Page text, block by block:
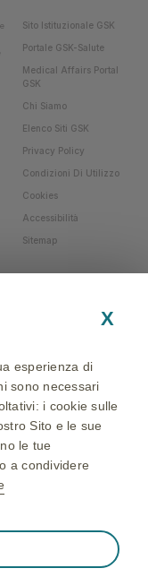
Sito Istituzionale GSK
Portale GSK-Salute
Medical Affairs Portal
GSK
Chi Siamo
Elenco Siti GSK
Privacy Policy
Condizioni Di Utilizzo
Cookies
Accessibilità
Sitemap
- Production and
X
esperienza di
sono necessari
i cookie sulle
Sito e le sue
le tue
a condividere
❮